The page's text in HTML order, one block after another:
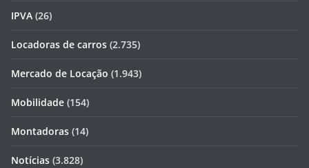
IPVA (26)
Locadoras de carros (2.735)
Mercado de Locação (1.943)
Mobilidade (154)
Montadoras (14)
Notícias (3.828)